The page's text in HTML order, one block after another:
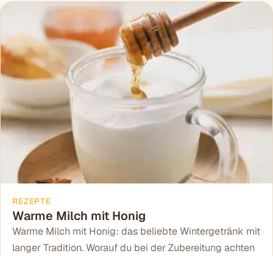
REZEPTE
Warme Milch mit Honig
Warme Milch mit Honig: das beliebte Wintergetränk mit
langer Tradition. Worauf du bei der Zubereitung achten